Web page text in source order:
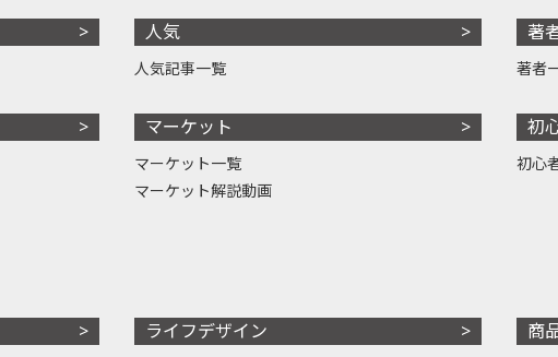
人気
人気記事一覧
マーケット
マーケット一覧
マーケット解説動画
著
著者
初
初心
ライフデザイン 商